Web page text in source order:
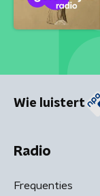
Wie luistert
Radio
Frequenties